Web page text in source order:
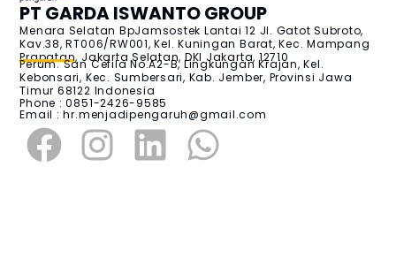
PT GARDA ISWANTO GROUP
Menara Selatan BpJamsostek Lantai 12 Jl. Gatot Subroto,
Kav.38, RT006/RW001, Kel. Kuningan Barat, Kec. Mampang
Prapatan, Jakarta Selatan, DKI Jakarta, 12710
Perum. San Cefila No.A2-B, Lingkungan Krajan, Kel.
Kebonsari, Kec. Sumbersari, Kab. Jember, Provinsi Jawa
Timur 68122 Indonesia
Phone : 0851-2426-9585
Email :hr.menjadipengaruh@gmail.com